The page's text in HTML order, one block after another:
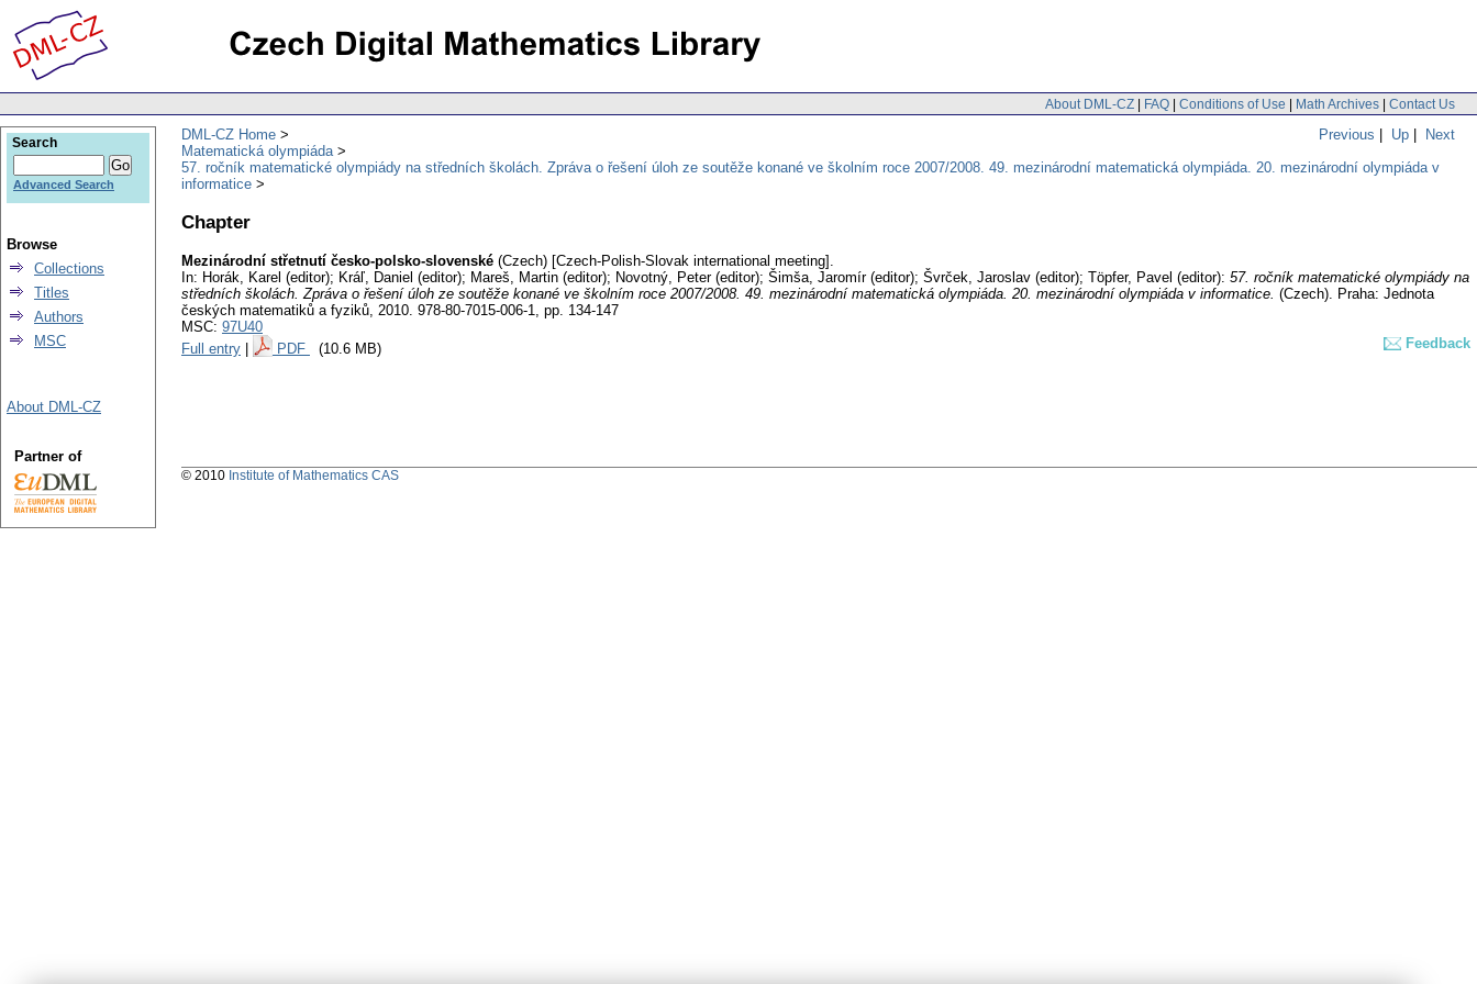
About DML-CZ | FAQ | Conditions of Use | Math Archives | Contact Us
Previous | Up | Next
DML-CZ Home
Matematická olympiáda
57. ročník matematické olympiády na středních školách. Zpráva o řešení úloh ze soutěže konané ve školním roce 2007/2008. 49. mezinárodní matematická olympiáda. 20. mezinárodní olympiáda v
informatice
Chapter
Mezinárodní střetnutí česko-polsko-slovenské (Czech) [Czech-Polish-Slovak international meeting].
In: Horák, Karel (editor); Kráľ, Daniel (editor); Mareš, Martin (editor); Novotný, Peter (editor); Šimša, Jaromír (editor); Švrček, Jaroslav (editor); Töpfer, Pavel (editor): 57. ročník matematické olympiády na
středních školách. Zpráva o řešení úloh ze soutěže konané ve školním roce 2007/2008. 49. mezinárodní matematická olympiáda. 20. mezinárodní olympiáda v informatice. (Czech). Praha: Jednota
českých matematiků a fyziků, 2010. 978-80-7015-006-1, pp. 134-147
MSC: 97U40
Full entry
PDF (10.6 MB) Feedback
Search
Advanced Search
Browse
Collections
Titles
Authors
MSC
About DML-CZ
Partner of
© 2010 Institute of Mathematics CAS